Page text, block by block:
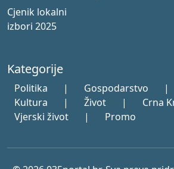
Cjenik lokalni
izbori 2025
Kategorije
Politika | Gospodarstvo |
Kultura
| Život | Crna
Vjerski život
| Promo